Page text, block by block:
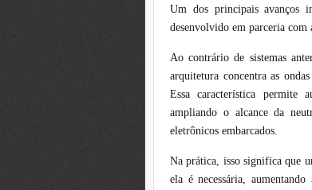
Um dos principais avanços
desenvolvido em parceria com
Ao contrário de sistemas
arquitetura concentra as
Essa característica permite
ampliando o alcance da
eletrônicos embarcados.
Na prática, isso significa que
ela é necessária,